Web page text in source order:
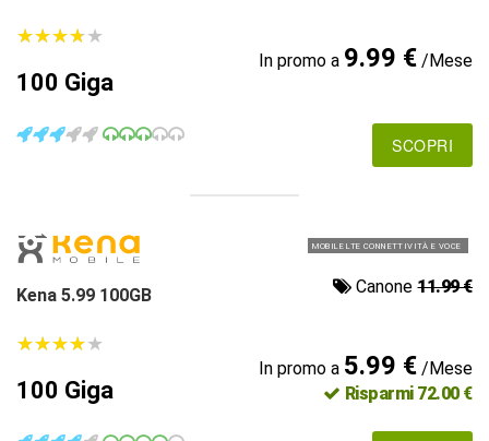
★★★★★
★★★★★
100 Giga
In promo a 9.99 €/Mese
SCOPRI
MOBILE LTE CONNETTIVITÀ E VOCE
Kena 5.99 100GB Canone11.99 €
★★★★★
★★★★★
100 Giga
In promo a 5.99 €/Mese
Risparmi 72.00 €